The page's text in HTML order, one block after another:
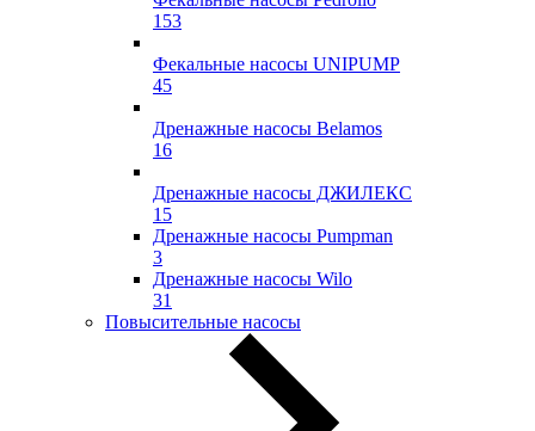
153
Фекальные насосы UNIPUMP
45
Дренажные насосы Belamos
16
Дренажные насосы ДЖИЛЕКС
15
Дренажные насосы Pumpman
3
Дренажные насосы Wilo
31
Повысительные насосы